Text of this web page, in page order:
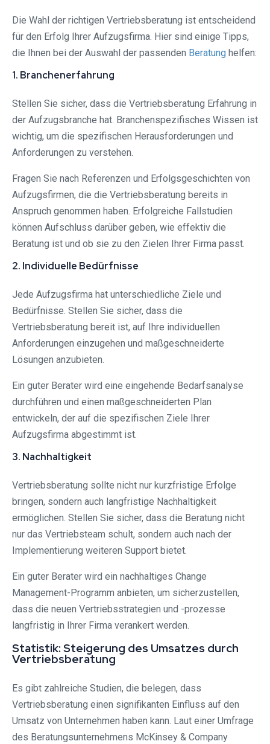
Die Wahl der richtigen Vertriebsberatung ist entscheidend
für den Erfolg Ihrer Aufzugsfirma. Hier sind einige Tipps,
die Ihnen bei der Auswahl der passenden Beratung helfen:
1. Branchenerfahrung
Stellen Sie sicher, dass die Vertriebsberatung Erfahrung in
der Aufzugsbranche hat. Branchenspezifisches Wissen ist
wichtig, um die spezifischen Herausforderungen und
Anforderungen zu verstehen.
Fragen Sie nach Referenzen und Erfolgsgeschichten von
Aufzugsfirmen, die die Vertriebsberatung bereits in
Anspruch genommen haben. Erfolgreiche Fallstudien
können Aufschluss darüber geben, wie effektiv die
Beratung ist und ob sie zu den Zielen Ihrer Firma passt.
2. Individuelle Bedürfnisse
Jede Aufzugsfirma hat unterschiedliche Ziele und
Bedürfnisse. Stellen Sie sicher, dass die
Vertriebsberatung bereit ist, auf Ihre individuellen
Anforderungen einzugehen und maßgeschneiderte
Lösungen anzubieten.
Ein guter Berater wird eine eingehende Bedarfsanalyse
durchführen und einen maßgeschneiderten Plan
entwickeln, der auf die spezifischen Ziele Ihrer
Aufzugsfirma abgestimmt ist.
3. Nachhaltigkeit
Vertriebsberatung sollte nicht nur kurzfristige Erfolge
bringen, sondern auch langfristige Nachhaltigkeit
ermöglichen. Stellen Sie sicher, dass die Beratung nicht
nur das Vertriebsteam schult, sondern auch nach der
Implementierung weiteren Support bietet.
Ein guter Berater wird ein nachhaltiges Change
Management-Programm anbieten, um sicherzustellen,
dass die neuen Vertriebsstrategien und -prozesse
langfristig in Ihrer Firma verankert werden.
Statistik: Steigerung des Umsatzes durch
Vertriebsberatung
Es gibt zahlreiche Studien, die belegen, dass
Vertriebsberatung einen signifikanten Einfluss auf den
Umsatz von Unternehmen haben kann. Laut einer Umfrage
des Beratungsunternehmens McKinsey & Company